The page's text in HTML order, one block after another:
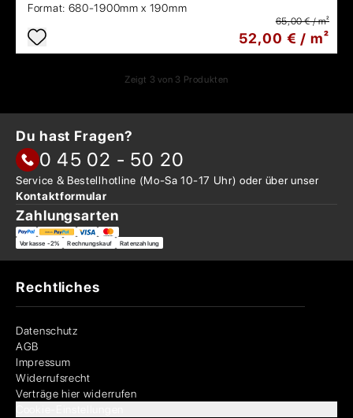
Format: 680-1900mm x 190mm
65,00 € / m²
52,00 € / m²
Zeigt 3 von 3 Produkten
Du hast Fragen?
0 45 02 - 50 20
Service & Bestellhotline (Mo-Sa 10-17 Uhr) oder überunser
Kontaktformular
Zahlungsarten
Vorkasse -2% Rechnungskauf Ratenzahlung
Rechtliches
Datenschutz
AGB
Impressum
Widerrufsrecht
Verträge hier widerrufen